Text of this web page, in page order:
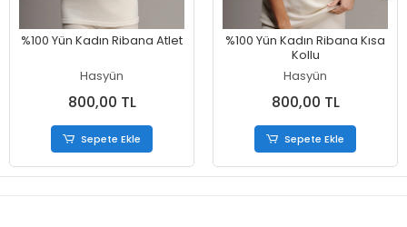
%100 Yün Kadın Ribana Atlet
Hasyün
800,00 TL
Sepete Ekle
%100 Yün Kadın Ribana Kısa
Kollu
Hasyün
800,00 TL
Sepete Ekle